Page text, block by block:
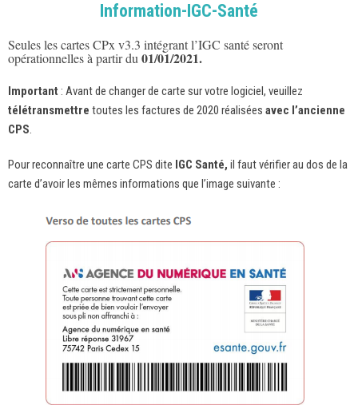
Information-IGC-Santé
Seules les cartes CPx v3.3 intégrant l’IGC santé seront
opérationnelles à partir du 01/01/2021.
Important : Avant de changer de carte sur votre logiciel, veuillez
télétransmettre toutes les factures de 2020 réalisées avec l’ancienne
CPS.
Pour reconnaître une carte CPS dite IGC Santé, il faut vérifier au dos de la
carte d’avoir les mêmes informations que l’image suivante :